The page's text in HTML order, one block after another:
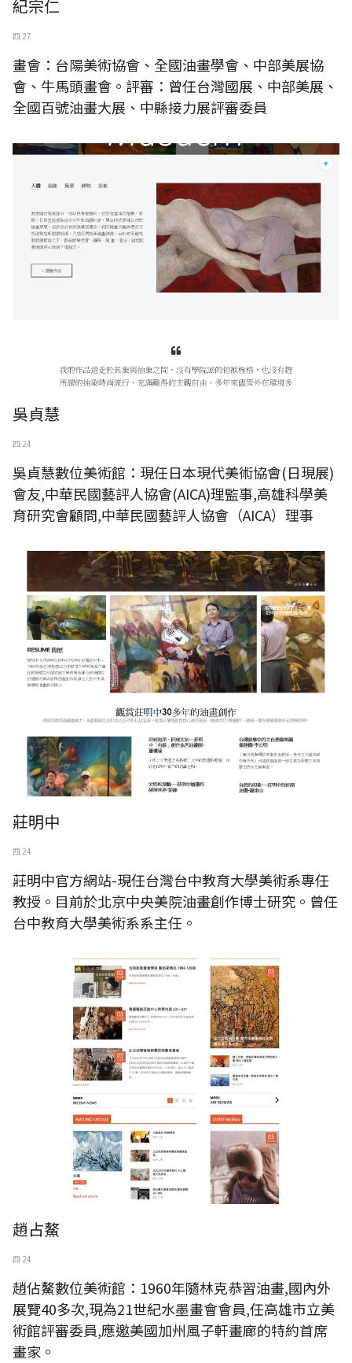
紀宗仁
四 27
畫會：台陽美術協會、全國油畫學會、中部美展協
會、牛馬頭畫會。評審：曾任台灣國展、中部美展、
全國百號油畫大展、中縣接力展評審委員
吳貞慧
四 24
吳貞慧數位美術館：現任日本現代美術協會(日現展)
會友,中華民國藝評人協會(AICA)理監事,高雄科學美
育研究會顧問,中華民國藝評人協會（AICA）理事
莊明中
四 24
莊明中官方網站-現任台灣台中教育大學美術系專任
教授。目前於北京中央美院油畫創作博士研究。曾任
台中教育大學美術系系主任。
趙占鰲
四 24
趙佔鰲數位美術館：1960年隨林克恭習油畫,國內外
展覽40多次,現為21世紀水墨畫會會員,任高雄市立美
術館評審委員,應邀美國加州風子軒畫廊的特約首席
畫家。